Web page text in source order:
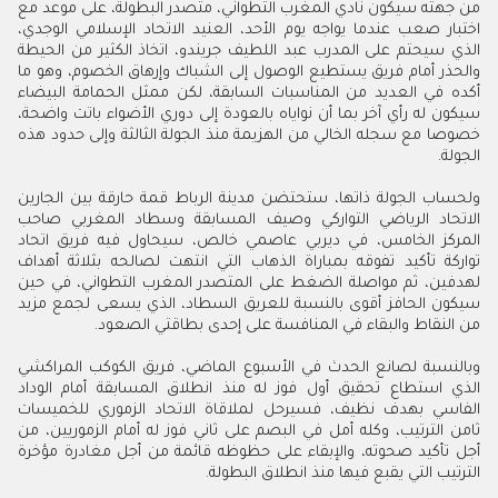
من جهته سيكون نادي المغرب التطواني، متصدر البطولة، على موعد مع
اختبار صعب عندما يواجه يوم الأحد، العنيد الاتحاد الإسلامي الوجدي،
الذي سيحتم على المدرب عبد اللطيف جريندو، اتخاذ الكثير من الحيطة
والحذر أمام فريق يستطيع الوصول إلى الشباك وإرهاق الخصوم، وهو ما
أكده في العديد من المناسبات السابقة، لكن ممثل الحمامة البيضاء
سيكون له رأي آخر بما أن نواياه بالعودة إلى دوري الأضواء باتت واضحة،
خصوصا مع سجله الخالي من الهزيمة منذ الجولة الثالثة وإلى حدود هذه
الجولة.
ولحساب الجولة ذاتها، ستحتضن مدينة الرباط قمة حارقة بين الجارين
الاتحاد الرياضي التواركي وصيف المسابقة وسطاد المغربي صاحب
المركز الخامس، في ديربي عاصمي خالص، سيحاول فيه فريق اتحاد
تواركة تأكيد تفوقه بمباراة الذهاب التي انتهت لصالحه بثلاثة أهداف
لهدفين، ثم مواصلة الضغط على المتصدر المغرب التطواني، في حين
سيكون الحافز أقوى بالنسبة للعريق السطاد، الذي يسعى لجمع مزيد
من النقاط والبقاء في المنافسة على إحدى بطاقتي الصعود.
وبالنسبة لصانع الحدث في الأسبوع الماضي، فريق الكوكب المراكشي
الذي استطاع تحقيق أول فوز له منذ انطلاق المسابقة أمام الوداد
الفاسي بهدف نظيف، فسيرحل لملاقاة الاتحاد الزموري للخميسات
ثامن الترتيب، وكله أمل في البصم على ثاني فوز له أمام الزموريين، من
أجل تأكيد صحوته، والإبقاء على حظوظه قائمة من أجل مغادرة مؤخرة
الترتيب التي يقبع فيها منذ انطلاق البطولة.